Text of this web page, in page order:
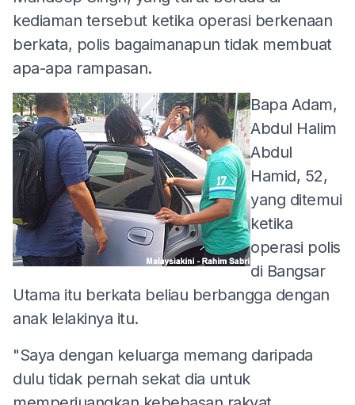
kediaman tersebut ketika operasi berkenaan
berkata, polis bagaimanapun tidak membuat
apa-apa rampasan.
Bapa Adam,
Abdul Halim
Abdul
Hamid, 52,
yang ditemui
ketika
operasi polis
di Bangsar
Utama itu berkata beliau berbangga dengan
anak lelakinya itu.
"Saya dengan keluarga memang daripada
dulu tidak pernah sekat dia untuk